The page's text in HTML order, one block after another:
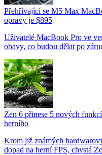
Přehřívající se M5 Max
opravy je $895
Uživatelé MacBook Pro ve
obavy, co budou dělat po
Zen 6 přinese 5 nových
herního
Krom již známých
dopad na herní FPS, chystá